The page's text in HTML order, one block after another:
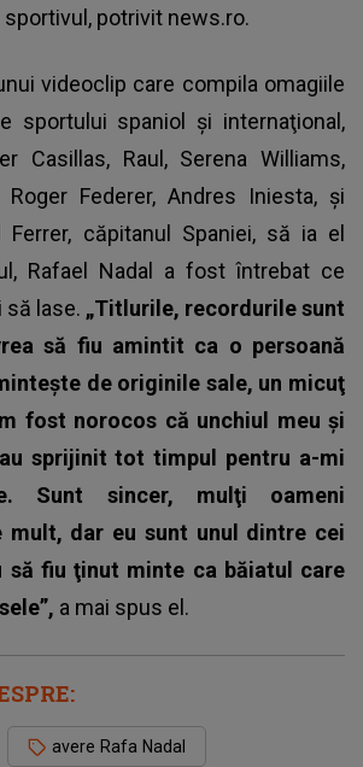
sportivul, potrivit news.ro.
videoclip care compila omagiile
sportului spaniol şi internaţional,
Casillas, Raul, Serena Williams,
Roger Federer, Andres Iniesta, şi
Ferrer, căpitanul Spaniei, să ia el
Rafael Nadal
a fost întrebat ce
să lase. „Titlurile, recordurile sunt
să fiu amintit ca o persoană
de originile sale, un micuţ
fost norocos că unchiul meu şi
sprijinit tot timpul pentru a-mi
Sunt sincer, mulţi oameni
mult, dar eu sunt unul dintre cei
să fiu ţinut minte ca băiatul care
a mai spus el.
avere Rafa Nadal